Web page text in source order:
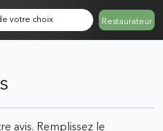
votre choix Restaurateur
avis. Remplissez le